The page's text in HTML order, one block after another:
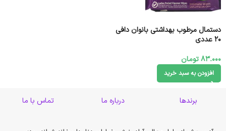
دستمال مرطوب بهداشتی بانوان دافی
20 عددی
83.000تومان
افزودن به سبد خرید
برندها درباره ما تماس با ما